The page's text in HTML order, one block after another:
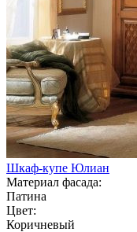
Шкаф-купе Юлиан
Материал фасада:
Патина
Цвет:
Коричневый